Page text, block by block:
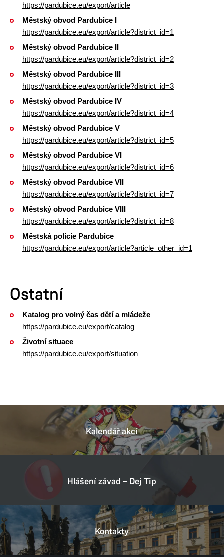
https://pardubice.eu/export/article
Městský obvod Pardubice I
https://pardubice.eu/export/article?district_id=1
Městský obvod Pardubice II
https://pardubice.eu/export/article?district_id=2
Městský obvod Pardubice III
https://pardubice.eu/export/article?district_id=3
Městský obvod Pardubice IV
https://pardubice.eu/export/article?district_id=4
Městský obvod Pardubice V
https://pardubice.eu/export/article?district_id=5
Městský obvod Pardubice VI
https://pardubice.eu/export/article?district_id=6
Městský obvod Pardubice VII
https://pardubice.eu/export/article?district_id=7
Městský obvod Pardubice VIII
https://pardubice.eu/export/article?district_id=8
Městská policie Pardubice
https://pardubice.eu/export/article?article_other_id=1
Ostatní
Katalog pro volný čas dětí a mládeže
https://pardubice.eu/export/catalog
Životní situace
https://pardubice.eu/export/situation
Kalendář akcí
Hlášení závad – Dej Tip
Kontakty